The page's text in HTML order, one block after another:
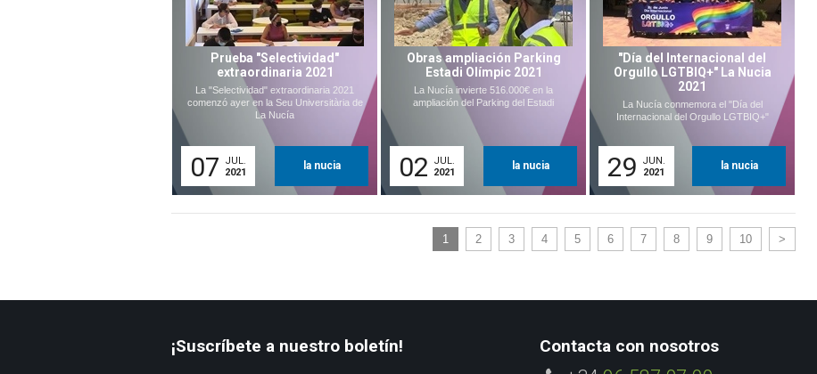
Prueba "Selectividad"
extraordinaria 2021
La "Selectividad" extraordinaria 2021
comenzó ayer en la Seu Universitària de
La Nucía
07
JUL.
2021
la nucia
Obras ampliación Parking
Estadi Olímpic 2021
La Nucía invierte 516.000€ en la
ampliación del Parking del Estadi
02
JUL.
2021
la nucia
"Día del Internacional del
Orgullo LGTBIQ+" La Nucia
2021
La Nucía conmemora el "Día del
Internacional del Orgullo LGTBIQ+"
29
JUN.
2021
la nucia
1 2 3 4 5 6 7 8 9 10 >
¡Suscríbete a nuestro boletín! Contacta con nosotros